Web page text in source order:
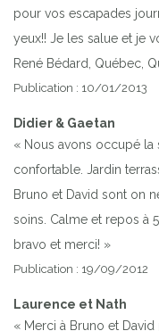
pour vos escapades
yeux!! Je les salue et je
René Bédard, Québec,
Publication : 10/01/2013
Didier & Gaetan
« Nous avons occupé la
confortable. Jardin
Bruno et David sont on
soins. Calme et repos à
bravo et merci! »
Publication : 19/09/2012
Laurence et Nath
« Merci à Bruno et